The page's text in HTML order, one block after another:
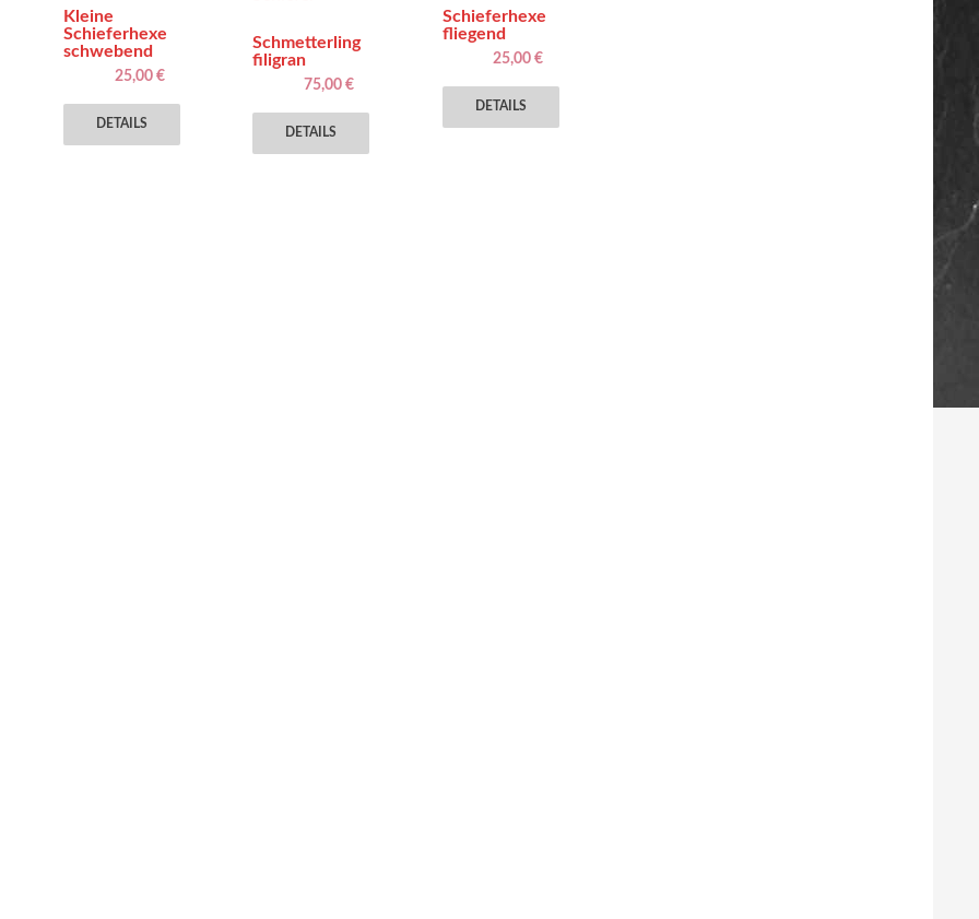
Kleine
Schieferhexe
schwebend
25,00 €
DETAILS
Schmetterling
filigran
75,00 €
DETAILS
Schieferhexe
fliegend
25,00€
DETAILS